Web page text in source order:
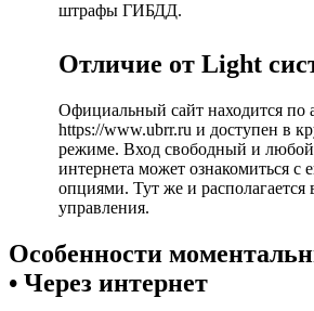
штрафы ГИБДД.
Отличие от Light
Официальный сайт находится по
https://www.ubrr.ru и доступен в
режиме. Вход свободный и любой
интернета может ознакомиться с
опциями. Тут же и
управления.
Особенности
• Через интернет